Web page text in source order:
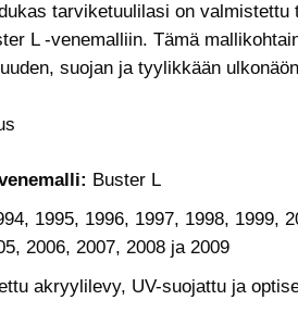
tarviketuulilasi on valmistettu
L -venemalliin. Tämä
suojan ja tyylikkään ulkonäön
Buster L
1995, 1996, 1997, 1998, 1999,
2006, 2007, 2008 ja 2009
akryylilevy, UV-suojattu ja